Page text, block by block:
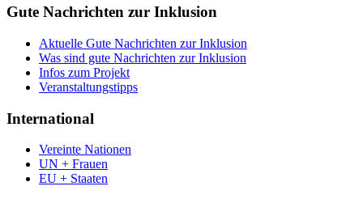
Gute Nachrichten zur Inklusion
Aktuelle Gute Nachrichten zur Inklusion
Was sind gute Nachrichten zur Inklusion
Infos zum Projekt
Veranstaltungstipps
International
Vereinte Nationen
UN + Frauen
EU + Staaten